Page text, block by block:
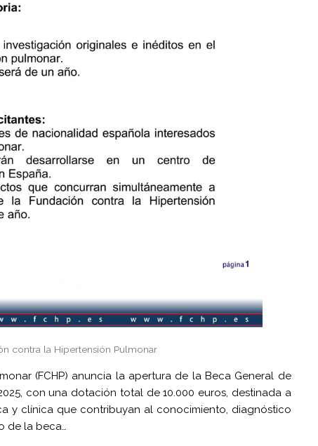
contra la Hipertensión Pulmonar
(FCHP) anuncia la apertura de la Beca General de
con una dotación total de 10.000 euros, destinada a
y clínica que contribuyan al conocimiento, diagnóstico
de la beca…